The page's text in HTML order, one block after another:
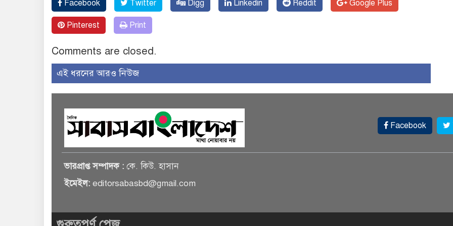
Facebook Twitter Digg Linkedin Reddit Google Plus
Pinterest Print
Comments are closed.
এই ধরনের আরও নিউজ
Facebook
ভারপ্রাপ্ত সম্পাদক : কে. কিউ. হাসান
ইমেইল: editorsabasbd@gmail.com